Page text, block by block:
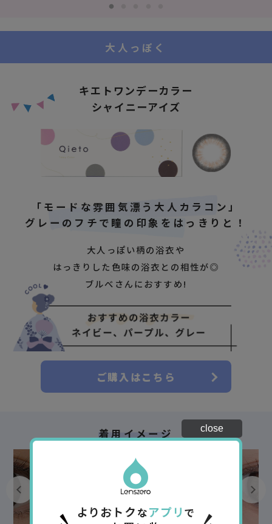
大人っぽく
キエトワンデーカラー
シャイニーアイズ
「モードな雰囲気漂う大人カラコン」
グレーのフチで瞳の印象をはっきりと！
大人っぽい柄の浴衣や
はっきりした色味の浴衣との相性が◎
ブルべさんにおすすめ!
ご購入はこちら
着用イメージ close